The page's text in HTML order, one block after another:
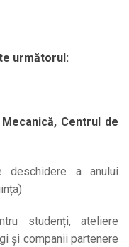
următorul:
Centrul de
a anului
studenți, ateliere
și companii partenere